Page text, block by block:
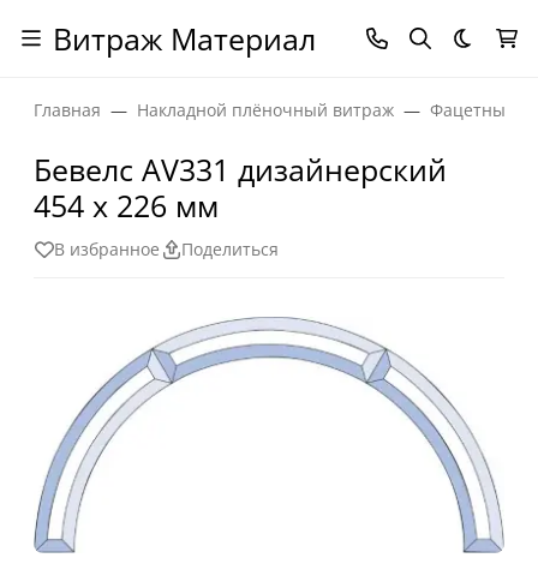
Витраж Материал Темная
Главная Накладной плёночный витраж Фацетные
Бевелс AV331 дизайнерский
454 х 226 мм
В избранное Поделиться